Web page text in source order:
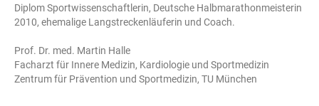
Diplom Sportwissenschaftlerin, Deutsche Halbmarathonmeisterin
2010, ehemalige Langstreckenläuferin und Coach.
Prof. Dr. med. Martin Halle
Facharzt für Innere Medizin, Kardiologie und Sportmedizin
Zentrum für Prävention und Sportmedizin, TU München